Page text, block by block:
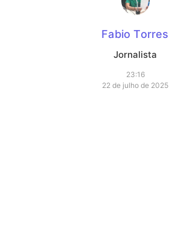
Fabio Torres
Jornalista
23:16
22 de julho de 2025